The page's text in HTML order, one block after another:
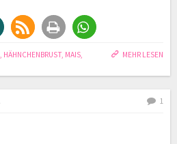
MEHR LESEN
, HÄHNCHENBRUST, MAIS,
1